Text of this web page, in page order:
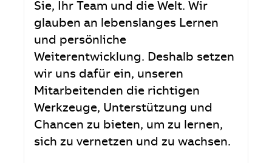
Sie, Ihr Team und die Welt. Wir
glauben an lebenslanges Lernen
und persönliche
Weiterentwicklung. Deshalb setzen
wir uns dafür ein, unseren
Mitarbeitenden die richtigen
Werkzeuge, Unterstützung und
Chancen zu bieten, um zu lernen,
sich zu vernetzen und zu wachsen.